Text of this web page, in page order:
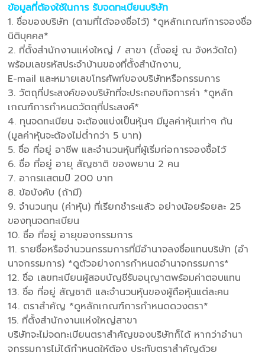
ข้อมูลที่ต้องใช้ในการ รับจดทะเบียนบริษัท
1. ชื่อของบริษัท (ตามที่ได้จองชื่อไว้) *ดูหลักเกณฑ์การจองชื่อ
นิติบุคคล*
2. ที่ตั้งสํานักงานแห่งใหญ่ / สาขา (ตั้งอยู่ ณ จังหวัดใด)
พร้อมเลขรหัสประจําบ้านของที่ตั้งสํานักงาน,
E-mail และหมายเลขโทรศัพท์ของบริษัทหรือกรรมการ
3. วัตถุที่ประสงค์ของบริษัทที่จะประกอบกิจการค่า *ดูหลัก
เกณฑ์การกําหนดวัตถุที่ประสงค์*
4. ทุนจดทะเบียน จะต้องแบ่งเป็นหุ้นๆ มีมูลค่าหุ้นเท่าๆ กัน
(มูลค่าหุ้นจะต้องไม่ต่ํากว่า 5 บาท)
5. ชื่อ ที่อยู่ อาชีพ และจํานวนหุ้นที่ผู้เริ่มก่อการจองซื้อไว้
6. ชื่อ ที่อยู่ อายุ สัญชาติ ของพยาน 2 คน
7. อากรแสตมป์ 200 บาท
8. ข้อบังคับ (ถ้ามี)
9. จํานวนทุน (ค่าหุ้น) ที่เรียกชําระแล้ว อย่างน้อยร้อยละ 25
ของทุนจดทะเบียน
10. ชื่อ ที่อยู่ อายุของกรรมการ
11. รายชื่อหรือจํานวนกรรมการที่มีอํานาจลงชื่อแทนบริษัท (อํา
นาจกรรมการ) *ดูตัวอย่างการกําหนดอํานาจกรรมการ*
12. ชื่อ เลขทะเบียนผู้สอบบัญชีรับอนุญาตพร้อมค่าตอบแทน
13. ชื่อ ที่อยู่ สัญชาติ และจํานวนหุ้นของผู้ถือหุ้นแต่ละคน
14. ตราสําคัญ *ดูหลักเกณฑ์การกําหนดดวงตรา*
15. ที่ตั้งสํานักงานแห่งใหญ่สาขา
บริษัทจะไม่จดทะเบียนตราสําคัญของบริษัทก็ได้ หากว่าอํานา
จกรรมการไม่ได้กําหนดให้ต้อง ประทับตราสําคัญด้วย